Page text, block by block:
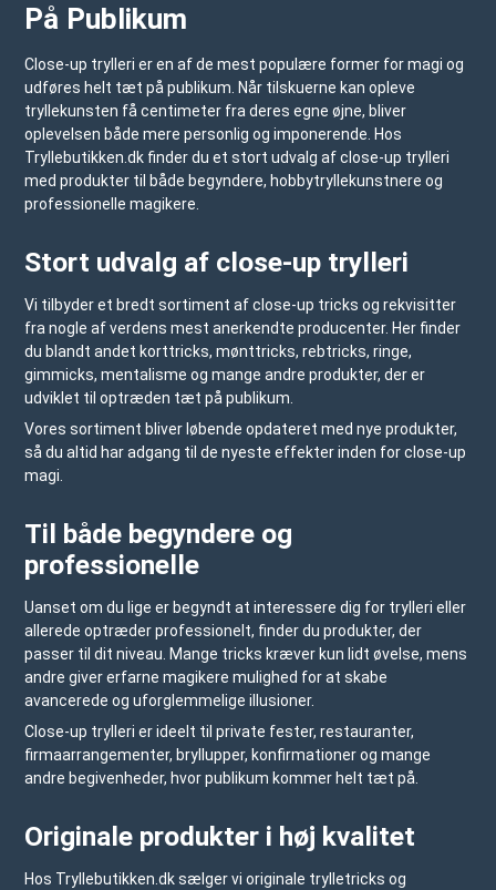
På Publikum
Close-up trylleri er en af de mest populære former for magi og
udføres helt tæt på publikum. Når tilskuerne kan opleve
tryllekunsten få centimeter fra deres egne øjne, bliver
oplevelsen både mere personlig og imponerende. Hos
Tryllebutikken.dk finder du et stort udvalg af close-up trylleri
med produkter til både begyndere, hobbytryllekunstnere og
professionelle magikere.
Stort udvalg af close-up trylleri
Vi tilbyder et bredt sortiment af close-up tricks og rekvisitter
fra nogle af verdens mest anerkendte producenter. Her finder
du blandt andet korttricks,mønttricks, rebtricks, ringe,
gimmicks,mentalisme og mange andre produkter, der er
udviklet til optræden tæt på publikum.
Vores sortiment bliver løbende opdateret med nye produkter,
så du altid har adgang til de nyeste effekter inden for close-up
magi.
Til både begyndere og
professionelle
Uanset om du lige er begyndt at interessere dig for trylleri eller
allerede optræder professionelt, finder du produkter, der
passer til dit niveau. Mange tricks kræver kun lidt øvelse, mens
andre giver erfarne magikere mulighed for at skabe
avancerede og uforglemmelige illusioner.
Close-up trylleri er ideelt til private fester, restauranter,
firmaarrangementer, bryllupper, konfirmationer og mange
andre begivenheder, hvor publikum kommer helt tæt på.
Originale produkter i høj kvalitet
Hos Tryllebutikken.dksælger vi originale trylletricks og